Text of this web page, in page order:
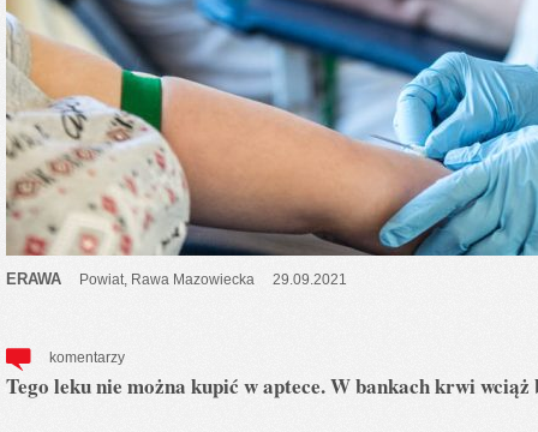
ERAWA Powiat, Rawa Mazowiecka 29.09.2021
komentarzy
Tego leku nie można kupić w aptece. W bankach krwi